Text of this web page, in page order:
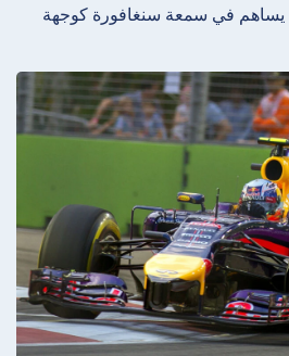
يساهم في سمعة سنغافورة كوجهة